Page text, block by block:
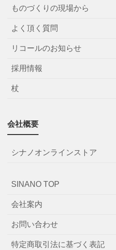
ものづくりの現場から
よく頂く質問
リコールのお知らせ
採用情報
杖
会社概要
シナノオンラインストア
SINANO TOP
会社案内
お問い合わせ
特定商取引法に基づく表記